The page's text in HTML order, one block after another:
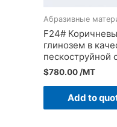
Абразивные
F24#
глинозем в
пескоструйной
$780.00 /MT
Add to